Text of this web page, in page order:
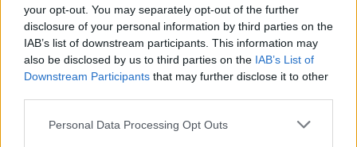
your opt-out. You may separately opt-out of the further
disclosure of your personal information by third parties on the
IAB’s list of downstream participants. This information may
also be disclosed by us to third parties on the IAB’s List of
Downstream Participants that may further disclose it to other
Please note that this website/app uses one or more Google
Personal Data Processing Opt Outs
τους θα έχουν αυξημένες πιθανότητες να
εξασφαλίσουν τηνεπιδότησηπριν εξαντληθεί ο
διαθέσιμος προϋπολογισμός.
Κάθε φυσικό πρόσωπο μπορεί να υποβάλει
περισσότερες από μία αιτήσεις για διαφορετικά